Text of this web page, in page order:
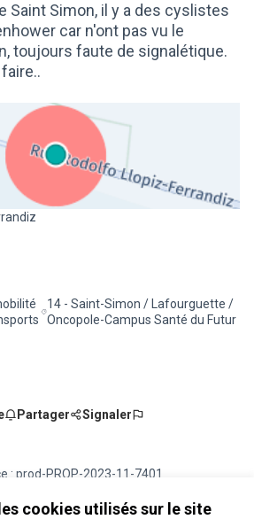
cookies utilisés sur le site
Saint Simon, il y a des cyslistes
car n'ont pas vu le
toujours faute de signalétique.
résultats de la catégorie : Éco-mobilité et
Filtrer les résultats pour le secteur :
14 - Saint-Simon / Lafourguette /
Oncopole-Campus Santé du Futur
Partager Signaler
: prod-PROP-2023-11-7401
l'empreinte numérique